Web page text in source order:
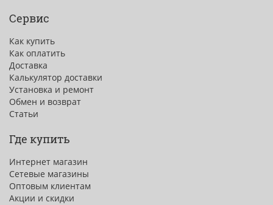
Сервис
Как купить
Как оплатить
Доставка
Калькулятор доставки
Установка и ремонт
Обмен и возврат
Статьи
Где купить
Интернет магазин
Сетевые магазины
Оптовым клиентам
Акции и скидки